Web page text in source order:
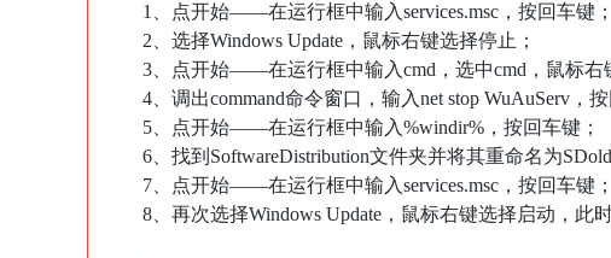
1、点开始——在运行框中输入services.msc，按回车键；
2、选择Windows Update，鼠标右键选择停止；
3、点开始——在运行框中输入cmd，选中cmd，鼠标右
4、调出command命令窗口，输入net stop WuAuServ，按
5、点开始——在运行框中输入%windir%，按回车键；
6、找到SoftwareDistribution文件夹并将其重命名为SDold
7、点开始——在运行框中输入services.msc，按回车键；
8、再次选择Windows Update，鼠标右键选择启动，此